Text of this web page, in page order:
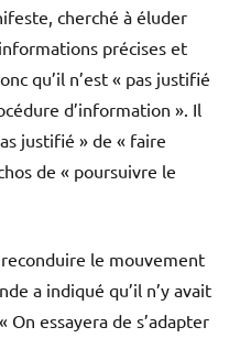
cherché à éluder
précises et
qu’il n’est « pas justifié
d’information ». Il
justifié » de « faire
de « poursuivre le
le mouvement
a indiqué qu’il n’y avait
On essayera de s’adapter